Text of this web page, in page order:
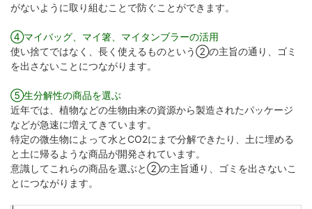
がないように取り組むことで防ぐことができます。
④マイバッグ、マイ箸、マイタンブラーの活用
使い捨てではなく、長く使えるものという②の主旨の通り、ゴミ
を出さないことにつながります。
⑤生分解性の商品を選ぶ
近年では、植物などの生物由来の資源から製造されたパッケージ
などが急速に増えてきています。
特定の微生物によって水とCO2にまで分解できたり、土に埋める
と土に帰るような商品が開発されています。
意識してこれらの商品を選ぶと②の主旨通り、ゴミを出さないこ
とにつながります。